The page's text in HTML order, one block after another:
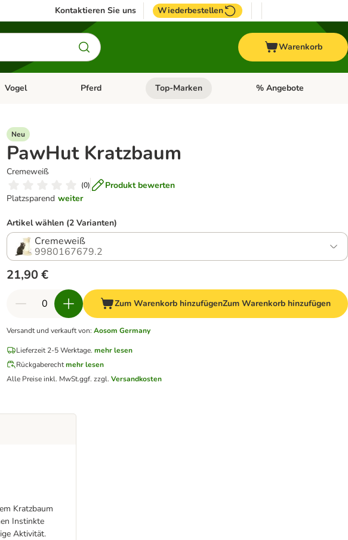
Kontaktieren Sie uns Wiederbestellen
Warenkorb
Kleintier
Kategorie-Menü öffnen: Fisch
Vogel Kategorie-Menü öffnen: Vogel
Pferd Kategorie-Menü öffnen: Pferd
Top-Marken Kategorie-Menü öffnen:
% Angebote
Neu
PawHut Kratzbaum
Cremeweiß
(0)
Produkt bewerten
Platzsparend weiter
Artikel wählen (2 Varianten)
Cremeweiß
9980167679.2
21,90 €
Zum Warenkorb hinzufügenZum Warenkorb hinzufügen
Versandt und verkauft von: Aosom Germany
Lieferzeit 2-5 Werktage. mehr lesen
Rückgaberechtmehr lesen
Alle Preise inkl. MwSt.ggf. zzgl.Versandkosten
Kratzbaum
Instinkte
Aktivität.